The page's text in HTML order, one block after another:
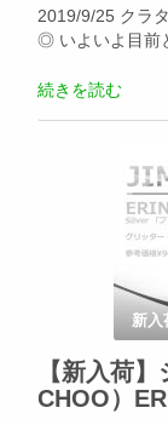
2019/9/25 クラ
◎ いよいよ目前
続きを読む
新入
【新入荷
CHOO）